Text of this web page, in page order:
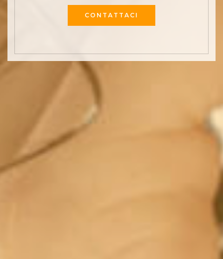
CONTATTACI